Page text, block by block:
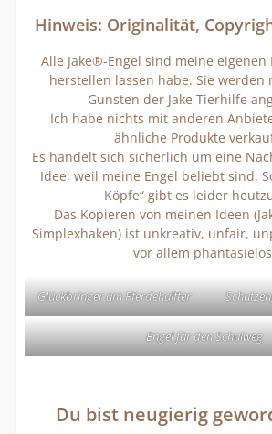
Hinweis: Originalität,
Alle Jake®-Engel sind meine eigenen
herstellen lassen habe. Sie werden
Gunsten der Jake Tierhilfe
Ich habe nichts mit anderen
ähnliche Produkte
Es handelt sich sicherlich um eine
Idee, weil meine Engel beliebt sind.
Köpfe“ gibt es leider
Das Kopieren von meinen Ideen
Simplexhaken) ist unkreativ, unfair,
vor allem
Glückbringer am Pferdehalfter
Engel für den Schulweg
Du bist neugierig